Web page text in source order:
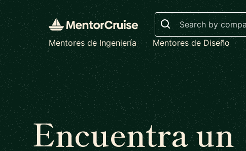
Search
Mentores de Ingeniería
Mentores de Diseño
Encuentra un